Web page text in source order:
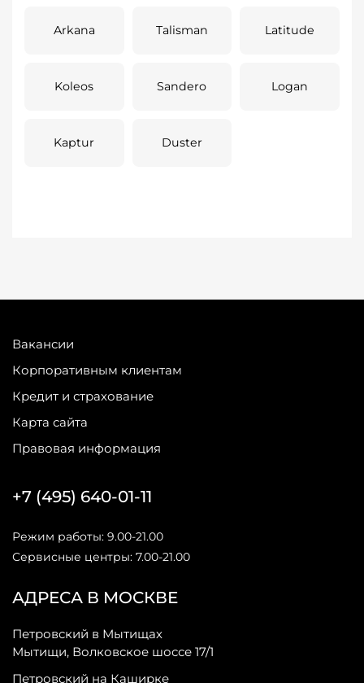
Arkana Talisman Latitude
Koleos Sandero Logan
Kaptur Duster
Вакансии
Корпоративным клиентам
Кредит и страхование
Карта сайта
Правовая информация
АДРЕСА В МОСКВЕ
Петровский в Мытищах
Мытищи, Волковское шоссе 17/1
Петровский на Каширке
+7 (495) 640-01-11
Режим работы: 9.00-21.00
Сервисные центры: 7.00-21.00